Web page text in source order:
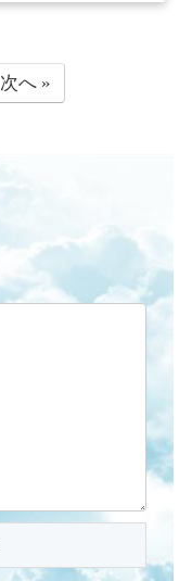
次へ »